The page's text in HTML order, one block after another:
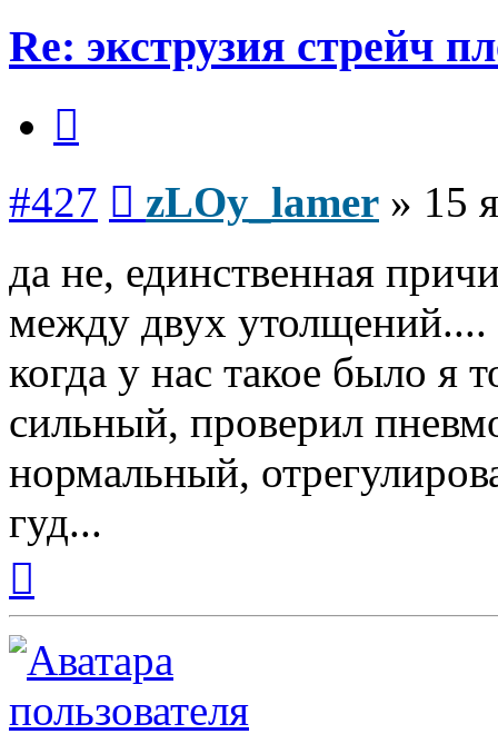
Re: экструзия стрейч
#427 zLOy_lamer » 15
да не, единственная
между двух утолщений....
когда у нас такое было я
сильный, проверил
нормальный,
гуд...
началу